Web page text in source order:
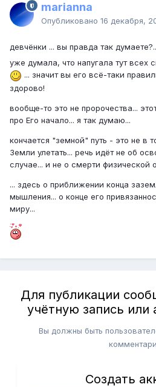
marianna
Опубликовано 16 декабря,
девчёнки ... вы правда так
уже думала, что напугала тут всех
... значит вы его всё-таки
здорово!
вообще-то это не пророчества...
про Его начало... я так думаю...
кончается "земной" путь - это не в
Земли улетать... речь идёт не об
случае... и не о смерти физической
... здесь о приближении конца
мышления... о конце его
миру...
Для публикации
учётную запись или
Вы должны быть
Создать